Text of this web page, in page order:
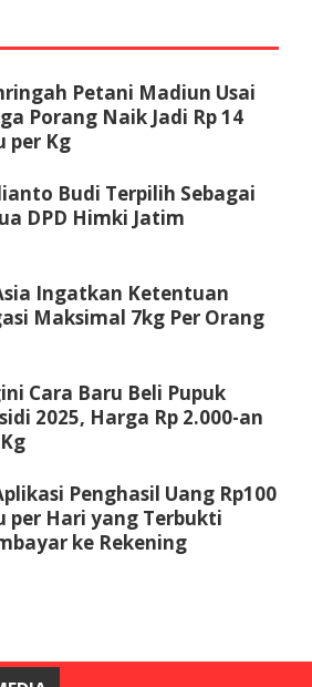
Petani Madiun Usai
Porang Naik Jadi Rp 14
per Kg
Budi Terpilih Sebagai
DPD Himki Jatim
Ingatkan Ketentuan
Maksimal 7kg Per Orang
Cara Baru Beli Pupuk
2025, Harga Rp 2.000-an
Penghasil Uang Rp100
per Hari yang Terbukti
ke Rekening